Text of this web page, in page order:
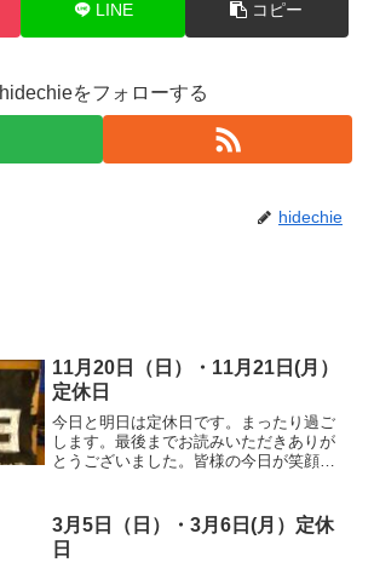
LINE コピー
hidechieをフォローする
hidechie
11月20日（日）・11月21日(月）
定休日
今日と明日は定休日です。まったり過ご
します。最後までお読みいただきありが
とうございました。皆様の今日が笑顔い
3月5日（日）・3月6日(月）定休
日